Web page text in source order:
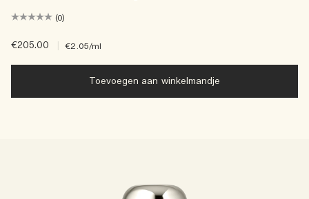
(0)
€205.00 €2.05/ml
Toevoegen aan winkelmandje